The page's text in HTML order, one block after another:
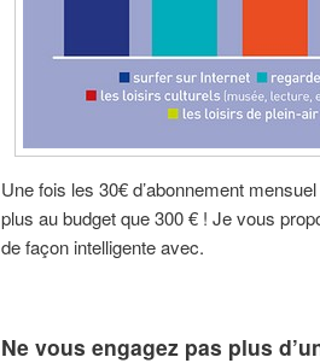
Une fois les 30€ d’abonnement
plus au budget que 300 € ! Je vous
de façon intelligente avec.
Ne vous engagez pas plus